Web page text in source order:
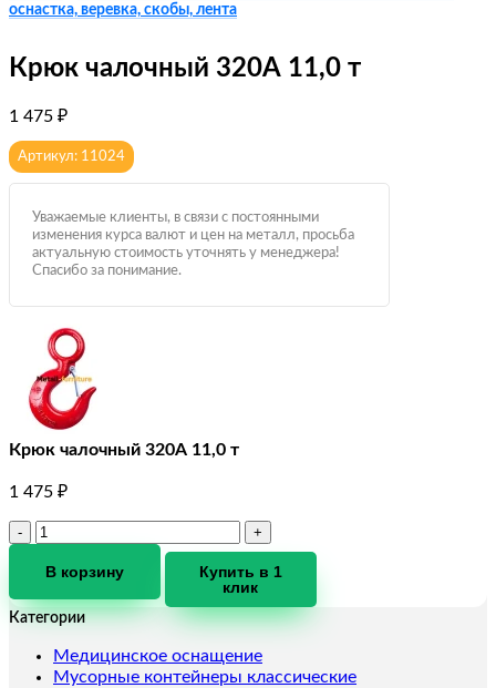
оснастка, веревка, скобы, лента
Крюк чалочный 320А 11,0 т
1 475 ₽
Артикул: 11024
Уважаемые клиенты, в связи с постоянными
изменения курса валют и цен на металл, просьба
актуальную стоимость уточнять у менеджера!
Спасибо за понимание.
Крюк чалочный 320А 11,0 т
1 475 ₽
Количество
Крюк
320А
т
В корзину
Купить в 1
клик
Категории
Медицинское оснащение
Мусорные контейнеры классические